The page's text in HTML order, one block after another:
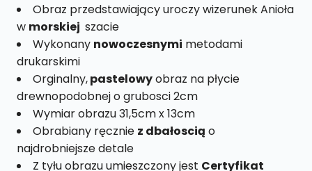
Obraz przedstawiający uroczy wizerunek Anioła
w morskiej szacie
Wykonany nowoczesnymi metodami
drukarskimi
Orginalny,pastelowyobraz na płycie
drewnopodobnej o grubosci 2cm
Wymiar obrazu 31,5cm x 13cm
Obrabiany ręcznie z dbałoscią o
najdrobniejsze detale
Z tyłu obrazu umieszczony jest Certyfikat